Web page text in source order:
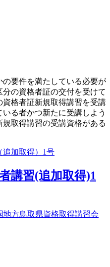
要件を満たしている必要が
の資格者証の交付を受けて
格者証新規取得講習を受講
る者かつ新たに受講しよう
取得講習の受講資格がある
講習(追加取得)1
地方鳥取県資格取得講習会